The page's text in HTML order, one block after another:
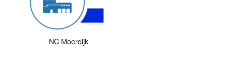
NC Moerdijk